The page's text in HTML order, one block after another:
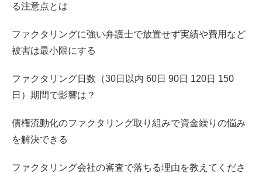
る注意点とは
ファクタリングに強い弁護士で放置せず実績や費用など
被害は最小限にする
ファクタリング日数（30日以内 60日 90日 120日 150
日）期間で影響は？
債権流動化のファクタリング取り組みで資金繰りの悩み
を解決できる
ファクタリング会社の審査で落ちる理由を教えてくださ